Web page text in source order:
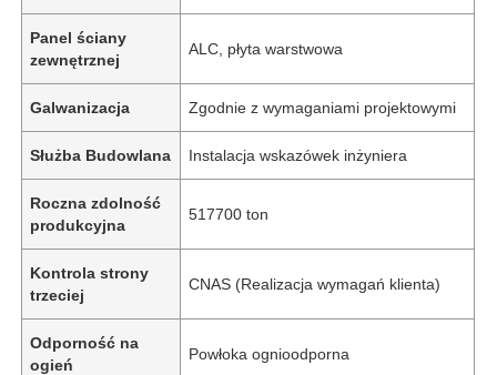
Panel ściany
zewnętrznej
ALC, płyta warstwowa
Galwanizacja Zgodnie z wymaganiami projektowymi
Służba Budowlana Instalacja wskazówek inżyniera
Roczna zdolność
produkcyjna
517700 ton
Kontrola strony
trzeciej
CNAS (Realizacja wymagań klienta)
Odporność na
ogień
Powłoka ognioodporna